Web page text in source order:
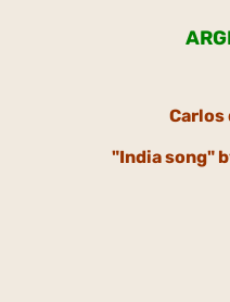
Carlos
"India song"